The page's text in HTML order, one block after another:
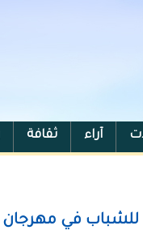
آراء ثقافة
في مهرجان